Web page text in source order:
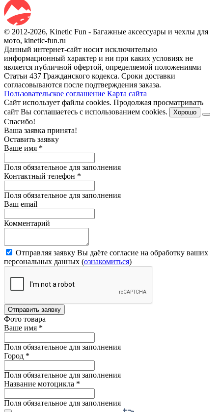
© 2012-2026, Kinetic Fun - Багажные аксессуары и чехлы для
мото, kinetic-fun.ru
Данный интернет-сайт носит исключительно
информационный характер и ни при каких условиях не
является публичной офертой, определяемой положениями
Статьи 437 Гражданского кодекса. Сроки доставки
согласовываются после подтверждения заказа.
Пользовательское соглашение Карта сайта
Сайт использует файлы cookies. Продолжая просматривать
сайт Вы соглашаетесь с использованием cookies.
Хорошо
Спасибо!
Ваша заявка принята!
Оставить заявку
Ваше имя *
Поля обязательное для заполнения
Контактный телефон *
Поля обязательное для заполнения
Ваш email
Комментарий
Отправляя заявку Вы даёте согласие на обработку ваших
персональных данных (ознакомиться)
Отправить заявку
Фото товара
Ваше имя *
Поля обязательное для заполнения
Город *
Поля обязательное для заполнения
Название мотоцикла *
Поля обязательное для заполнения